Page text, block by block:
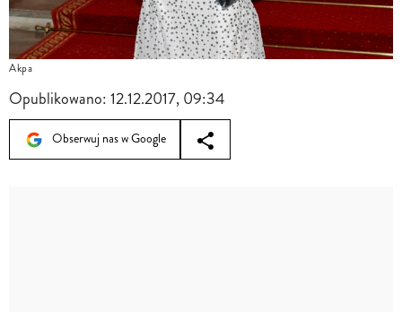
Akpa
Opublikowano:12.12.2017, 09:34
Obserwuj nas w Google